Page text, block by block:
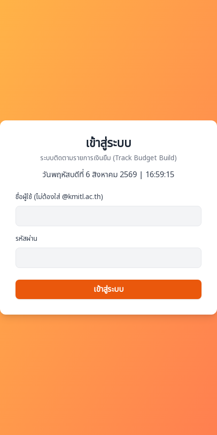
เข้าสู่ระบบ
ระบบติดตามรายการเงินยืม (Track Budget Build)
วันพฤหัสบดีที่ 6 สิงหาคม 2569 | 16:59:15
ชื่อผู้ใช้ (ไม่ต้องใส่ @kmitl.ac.th)
รหัสผ่าน
เข้าสู่ระบบ